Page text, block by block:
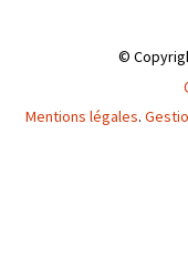
©
Mentions légales.